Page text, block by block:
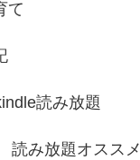
て
読み放題
読み放題オススメ